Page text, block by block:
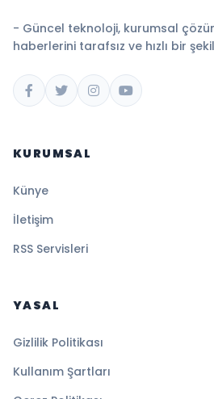
- Güncel teknoloji, kurumsal
haberlerini tarafsız ve hızlı bir
KURUMSAL
Künye
İletişim
RSS Servisleri
YASAL
Gizlilik Politikası
Kullanım Şartları